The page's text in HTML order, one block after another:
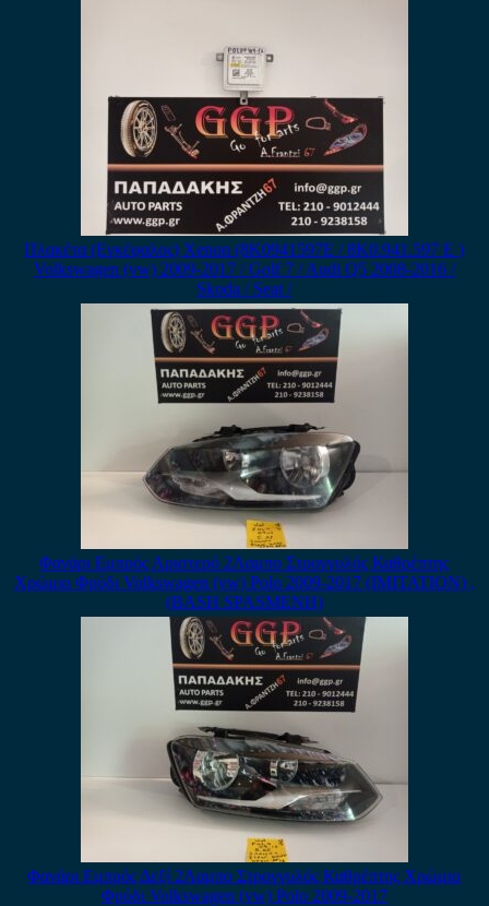
Πλακέτα (Εγκέφαλος) Xenon (8K0941597E / 8K0.941.597 E )
Volkswagen (vw) 2009-2017 / Golf 7 / Audi Q5 2008-2016 /
Skoda / Seat /
Φανάρι Εμπρός Αριστερό 2Λαμπο Στρογγυλός Καθρέπτης
Χρώμιο Φρύδι Volkswagen (vw) Polo 2009-2017 (IMITATION) ,
(BASH SPASMENH)
Φανάρι Εμπρός Δεξί 2Λαμπο Στρογγυλός Καθρέπτης Χρώμιο
Φρύδι Volkswagen (vw) Polo 2009-2017